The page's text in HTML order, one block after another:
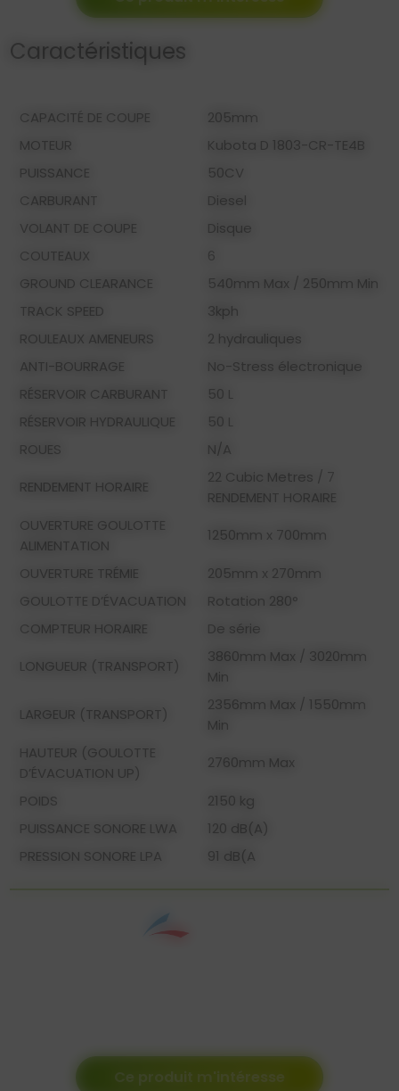
Caractéristiques
CAPACITÉ DE COUPE
205mm
MOTEUR
Kubota D 1803-CR-TE4B
PUISSANCE
50CV
CARBURANT
Diesel
VOLANT DE COUPE
Disque
COUTEAUX
6
GROUND CLEARANCE
540mm Max / 250mm Min
TRACK SPEED
3kph
ROULEAUX AMENEURS
2 hydrauliques
ANTI-BOURRAGE
No-Stress électronique
RÉSERVOIR CARBURANT
50 L
RÉSERVOIR HYDRAULIQUE
50 L
ROUES
N/A
RENDEMENT HORAIRE
22 Cubic Metres / 7
RENDEMENT HORAIRE
OUVERTURE GOULOTTE
ALIMENTATION
1250mm x 700mm
OUVERTURE TRÉMIE
205mm x 270mm
GOULOTTE D’ÉVACUATION
Rotation 280°
COMPTEUR HORAIRE
De série
LONGUEUR (TRANSPORT)
3860mm Max / 3020mm
Min
LARGEUR (TRANSPORT)
2356mm Max / 1550mm
Min
HAUTEUR (GOULOTTE
D’ÉVACUATION UP)
2760mm Max
POIDS
2150 kg
PUISSANCE SONORE LWA
120 dB(A)
PRESSION SONORE LPA
91 dB(A
Ce produit m'intéresse